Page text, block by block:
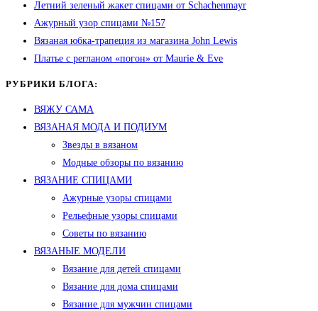
Летний зеленый жакет спицами от Schachenmayr
Ажурный узор спицами №157
Вязаная юбка-трапеция из магазина John Lewis
Платье с регланом «погон» от Maurie & Eve
РУБРИКИ БЛОГА:
ВЯЖУ САМА
ВЯЗАНАЯ МОДА И ПОДИУМ
Звезды в вязаном
Модные обзоры по вязанию
ВЯЗАНИЕ СПИЦАМИ
Ажурные узоры спицами
Рельефные узоры спицами
Советы по вязанию
ВЯЗАНЫЕ МОДЕЛИ
Вязание для детей спицами
Вязание для дома спицами
Вязание для мужчин спицами